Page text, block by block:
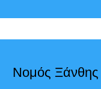
Νομός Ξάνθης